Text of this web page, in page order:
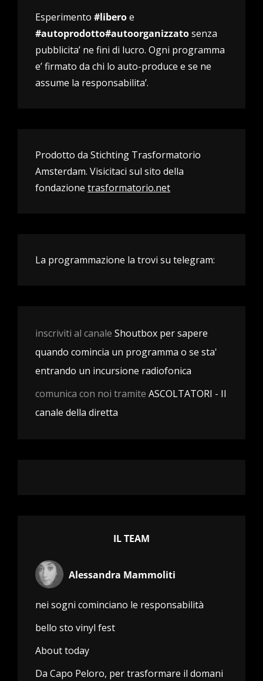
Esperimento #liberoe
#autoprodotto#autoorganizzatosenza
pubblicita’ ne fini di lucro. Ogni programma
e’ firmato da chi lo auto-produce e se ne
assume la responsabilita’.
Prodotto da Stichting Trasformatorio
Amsterdam. Visicitaci sul sito della
fondazione trasformatorio.net
La programmazione la trovi su telegram:
inscriviti al canale Shoutbox per sapere
quando comincia un programma o se sta'
entrando un incursione radiofonica
comunica con noi tramite ASCOLTATORI - Il
canale della diretta
IL TEAM
Alessandra Mammoliti
nei sogni cominciano le responsabilità
bello sto vinyl fest
About today
Da Capo Peloro, per trasformare il domani